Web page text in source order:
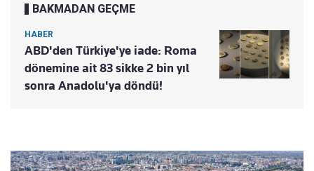
BAKMADAN GEÇME
HABER
ABD'den Türkiye'ye iade: Roma
dönemine ait 83 sikke 2 bin yıl
sonra Anadolu'ya döndü!